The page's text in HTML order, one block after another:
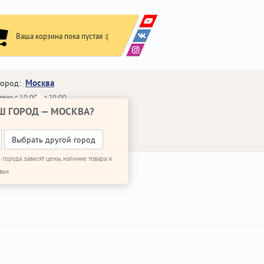
Ваша корзина пока пустая :(
Москва
ГОРОД — МОСКВА?
Выбрать другой город
зависят цены, наличие товара и
с 10:00 до 20:00
648-64-30
МНЕ